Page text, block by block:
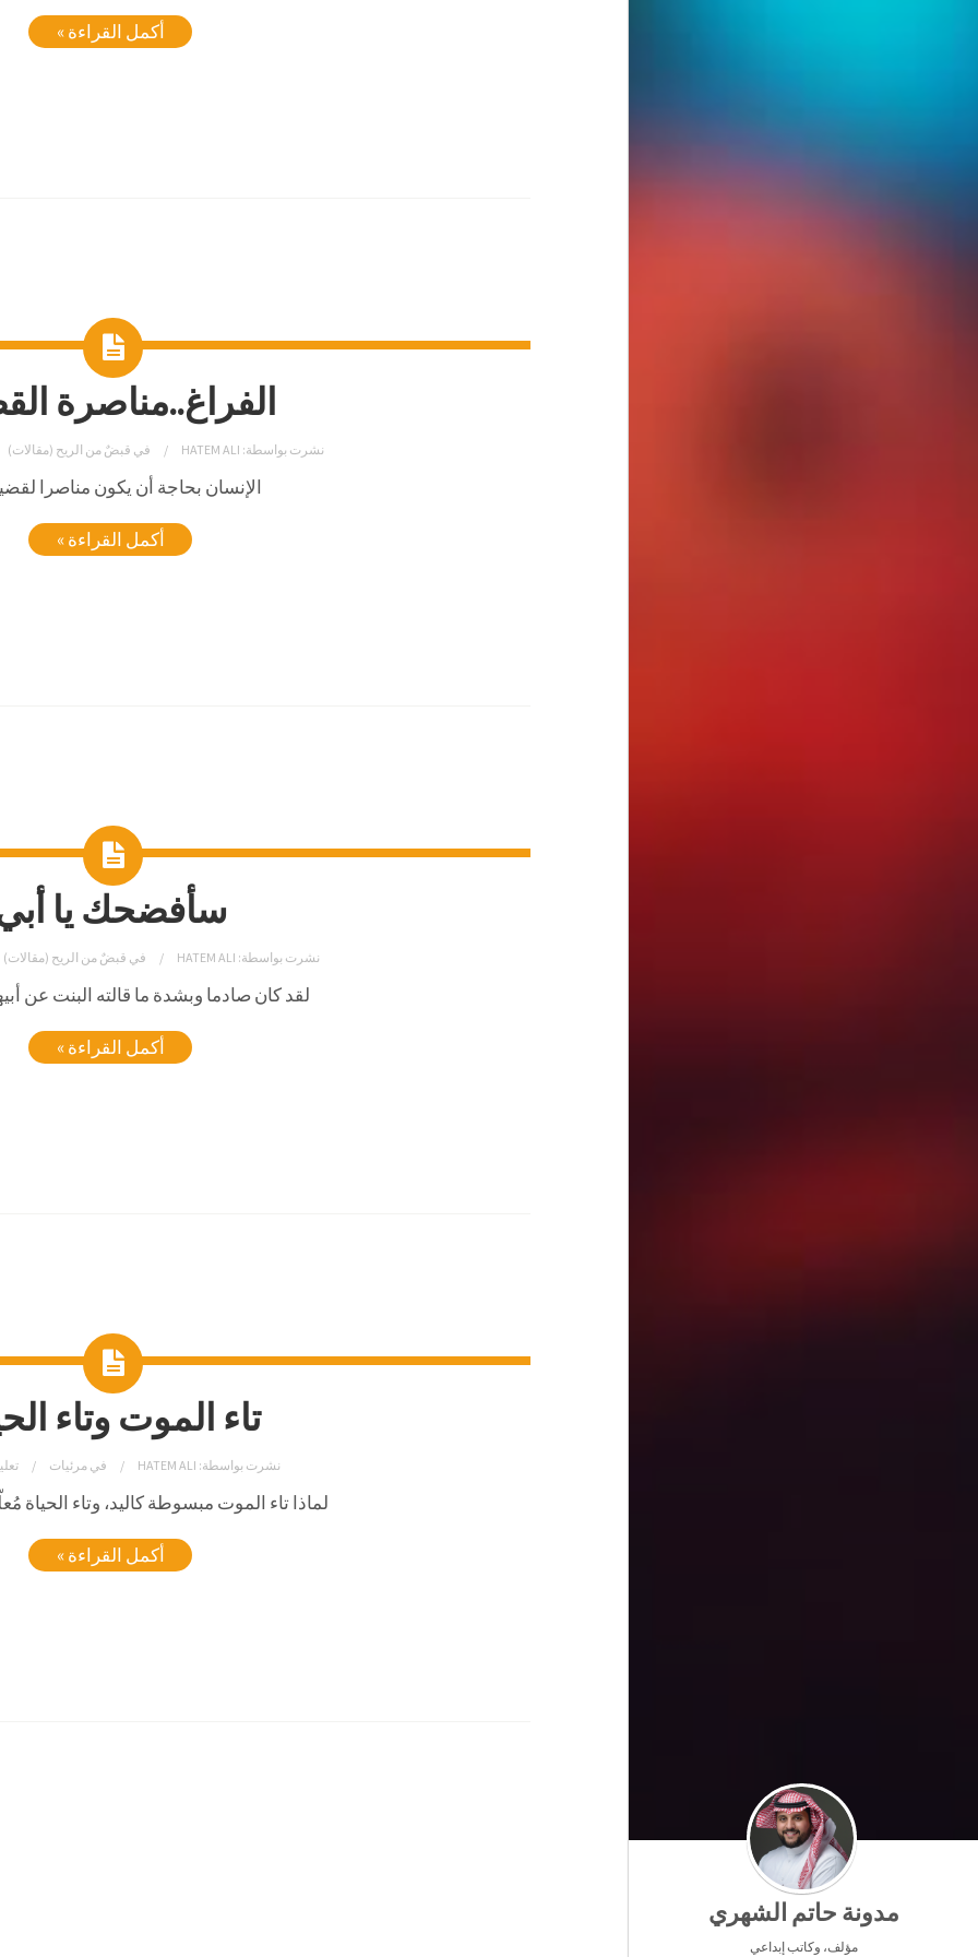
مدونة حاتم الشهري
مؤلف، وكاتب إبداعي
أكمل القراءة »
الفراغ..مناصرة
نشرت بواسطة: HATEM ALI في قبضٌ من الريح (مقالات)
الإنسان بحاجة أن يكون مناصرا
أكمل القراءة »
سأفضحك يا
نشرت بواسطة: HATEM ALI في قبضٌ من الريح (مقالات)
لقد كان صادما وبشدة ما قالته البنت عن
أكمل القراءة »
تاء الموت وتاء
نشرت بواسطة: HATEM ALI فيمرئيات
لماذا تاء الموت مبسوطة كاليد، وتاء الحياة
أكمل القراءة »